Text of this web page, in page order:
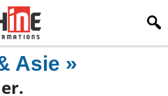
Asie »